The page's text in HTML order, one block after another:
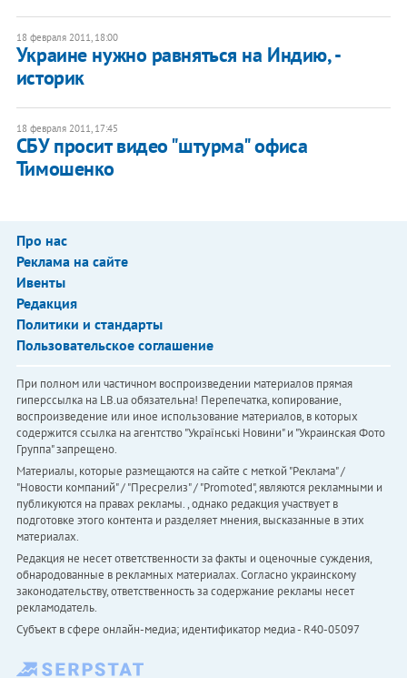
18 февраля 2011, 18:00
Украине нужно равняться на Индию, -
историк
18 февраля 2011, 17:45
СБУ просит видео "штурма" офиса
Тимошенко
Про нас
Реклама на сайте
Ивенты
Редакция
Политики и стандарты
Пользовательское соглашение
При полном или частичном воспроизведении материалов прямая
гиперссылка на LB.ua обязательна! Перепечатка, копирование,
воспроизведение или иное использование материалов, в которых
содержится ссылка на агентство "Українськi Новини" и "Украинская Фото
Группа" запрещено.
Материалы, которые размещаются на сайте с меткой "Реклама" /
"Новости компаний" / "Пресрелиз" / "Promoted", являются рекламными и
публикуются на правах рекламы. , однако редакция участвует в
подготовке этого контента и разделяет мнения, высказанные в этих
материалах.
Редакция не несет ответственности за факты и оценочные суждения,
обнародованные в рекламных материалах. Согласно украинскому
законодательству, ответственность за содержание рекламы несет
рекламодатель.
Субъект в сфере онлайн-медиа; идентификатор медиа - R40-05097